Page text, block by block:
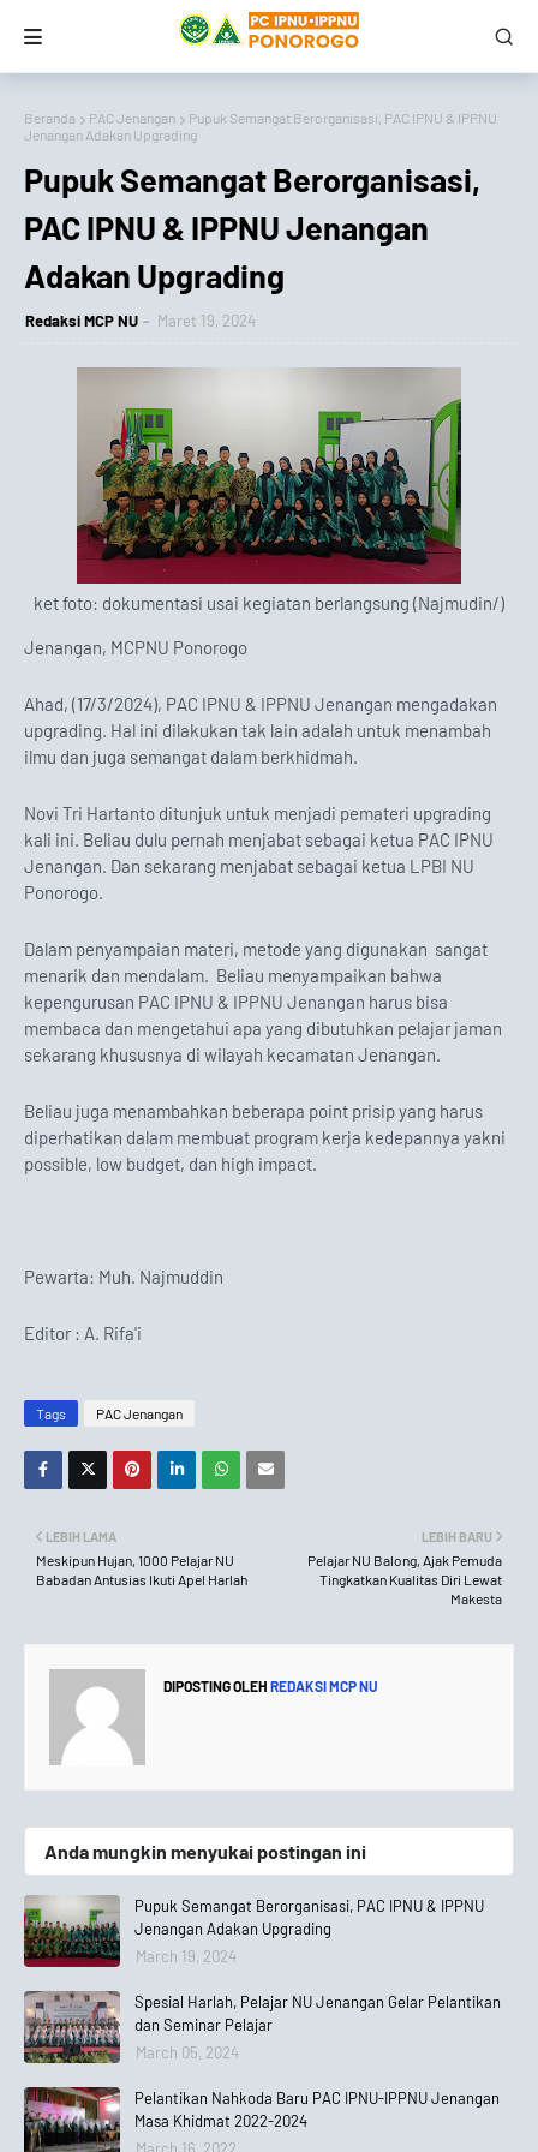
Beranda PAC Jenangan
Pupuk Semangat Berorganisasi, PAC IPNU & IPPNU
Jenangan Adakan Upgrading
Pupuk Semangat Berorganisasi,
PAC IPNU & IPPNU Jenangan
Adakan Upgrading
Redaksi MCP NU Maret 19, 2024
ket foto: dokumentasi usai kegiatan berlangsung (Najmudin/)
Jenangan, MCPNU Ponorogo
Ahad, (17/3/2024), PAC IPNU & IPPNU Jenangan mengadakan
upgrading. Hal ini dilakukan tak lain adalah untuk menambah
ilmu dan juga semangat dalam berkhidmah.
Novi Tri Hartanto ditunjuk untuk menjadi pemateri upgrading
kali ini. Beliau dulu pernah menjabat sebagai ketua PAC IPNU
Jenangan. Dan sekarang menjabat sebagai ketua LPBI NU
Ponorogo.
Dalam penyampaian materi, metode yang digunakan sangat
menarik dan mendalam. Beliau menyampaikan bahwa
kepengurusan PAC IPNU & IPPNU Jenangan harus bisa
membaca dan mengetahui apa yang dibutuhkan pelajar jaman
sekarang khususnya di wilayah kecamatan Jenangan.
Beliau juga menambahkan beberapa point prisip yang harus
diperhatikan dalam membuat program kerja kedepannya yakni
possible, low budget, dan high impact.
Pewarta: Muh. Najmuddin
Editor : A. Rifa'i
Tags PAC Jenangan
LEBIH BARU
Pelajar NU Balong, Ajak Pemuda
Tingkatkan Kualitas Diri Lewat
Makesta
LEBIH LAMA
Meskipun Hujan, 1000 Pelajar NU
Babadan Antusias Ikuti Apel Harlah
DIPOSTING OLEH REDAKSI MCP NU
Anda mungkin menyukai postingan ini
Pupuk Semangat Berorganisasi, PAC IPNU & IPPNU
Jenangan Adakan Upgrading
March 19, 2024
Spesial Harlah, Pelajar NU Jenangan Gelar Pelantikan
dan Seminar Pelajar
March 05, 2024
Pelantikan Nahkoda Baru PAC IPNU-IPPNU Jenangan
Masa Khidmat 2022-2024